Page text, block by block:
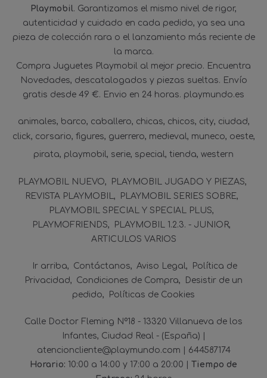
Playmobil. Garantizamos el mismo nivel de rigor,
autenticidad y cuidado en cada pedido, ya sea una
pieza de colección rara o el lanzamiento más reciente de
la marca.
Compra Juguetes Playmobil al mejor precio. Encuentra
Novedades, descatalogados y piezas sueltas. Envío
gratis desde 49 €. Envio en 24 horas. playmundo.es
animales barco caballero chicas chicos city ciudad
click corsario figures guerrero medieval muneco oeste
pirata playmobil serie special tienda western
PLAYMOBIL NUEVO
PLAYMOBIL JUGADO Y PIEZAS
REVISTA PLAYMOBIL
PLAYMOBIL SERIES SOBRE
PLAYMOBIL SPECIAL Y SPECIAL PLUS
PLAYMOFRIENDS
PLAYMOBIL 1.2.3. - JUNIOR
ARTICULOS VARIOS
Ir arriba Contáctanos Aviso Legal
Política de
Privacidad
Condiciones de Compra
Desistir de un
pedido
Políticas de Cookies
Calle Doctor Fleming Nº18 - 13320 Villanueva de los
Infantes, Ciudad Real - (España) |
atencioncliente@playmundo.com | 644587174
Horario: 10:00 a 14:00 y 17:00 a 20:00 | Tiempo de